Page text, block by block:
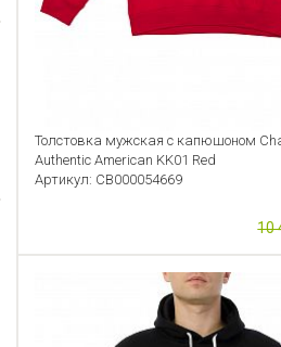
Толстовка мужская с капюшоном
Authentic American KK01 Red
Артикул: CB000054669
10